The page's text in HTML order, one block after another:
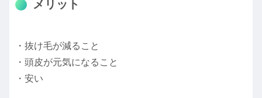
メリット
・抜け毛が減ること
・頭皮が元気になること
・安い